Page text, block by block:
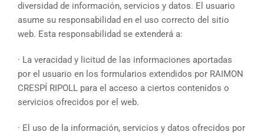
diversidad de información, servicios y datos. El usuario
asume su responsabilidad en el uso correcto del sitio
web. Esta responsabilidad se extenderá a:
· La veracidad y licitud de las informaciones aportadas
por el usuario en los formularios extendidos por RAIMON
CRESPÍ RIPOLL para el acceso a ciertos contenidos o
servicios ofrecidos por el web.
· El uso de la información, servicios y datos ofrecidos por